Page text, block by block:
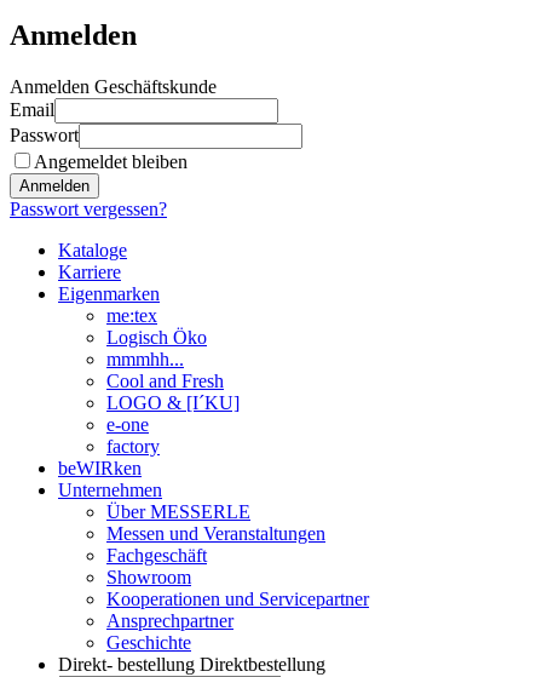
Anmelden
Anmelden Geschäftskunde
Email
Passwort
Angemeldet bleiben
Anmelden
Passwort vergessen?
Kataloge
Karriere
Eigenmarken
me:tex
Logisch Öko
mmmhh...
Cool and Fresh
LOGO & [I´KU]
e-one
factory
beWIRken
Unternehmen
Über MESSERLE
Messen und Veranstaltungen
Fachgeschäft
Showroom
Kooperationen und Servicepartner
Ansprechpartner
Geschichte
Direkt- bestellung Direktbestellung